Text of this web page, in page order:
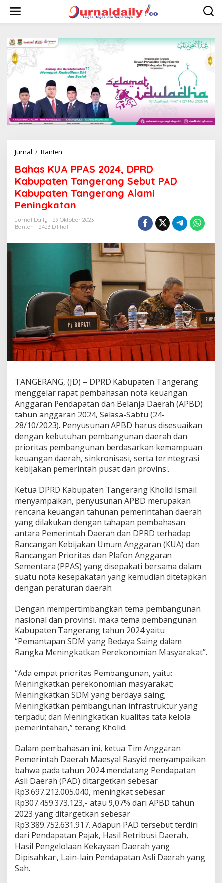
w
Jurnal / Banten
h
a
s
K
U
P
P
,
D
P
R
D
K
a
b
a
t
e
T
a
n
g
r
a
g
S
b
u
t
P
A
D
K
a
b
p
a
e
n
T
g
e
r
a
n
g
A
a
m
i
P
e
n
i
n
g
k
a
t
Bahas KUA PPAS 2024, DPRD
Kabupaten Tangerang Sebut PAD
Kabupaten Tangerang Alami
Peningkatan
Jurnal Daily
29 Oktober 2023
Banten
2423 Dilihat
TANGERANG, (JD) – DPRD Kabupaten Tangerang
menggelar rapat pembahasan nota keuangan
Anggaran Pendapatan dan Belanja Daerah (APBD)
tahun anggaran 2024, Selasa-Sabtu (24-
28/10/2023). Penyusunan APBD harus disesuaikan
dengan kebutuhan pembangunan daerah dan
prioritas pembangunan berdasarkan kemampuan
keuangan daerah, sinkronisasi, serta terintegrasi
kebijakan pemerintah pusat dan provinsi.
Ketua DPRD Kabupaten Tangerang Kholid Ismail
menyampaikan, penyusunan APBD merupakan
rencana keuangan tahunan pemerintahan daerah
yang dilakukan dengan tahapan pembahasan
antara Pemerintah Daerah dan DPRD terhadap
Rancangan Kebijakan Umum Anggaran (KUA) dan
Rancangan Prioritas dan Plafon Anggaran
Sementara (PPAS) yang disepakati bersama dalam
suatu nota kesepakatan yang kemudian ditetapkan
dengan peraturan daerah.
Dengan mempertimbangkan tema pembangunan
nasional dan provinsi, maka tema pembangunan
Kabupaten Tangerang tahun 2024 yaitu
“Pemantapan SDM yang Bedaya Saing dalam
Rangka Meningkatkan Perekonomian Masyarakat”.
“Ada empat prioritas Pembangunan, yaitu:
Meningkatkan perekonomian masyarakat;
Meningkatkan SDM yang berdaya saing;
Meningkatkan pembangunan infrastruktur yang
terpadu; dan Meningkatkan kualitas tata kelola
pemerintahan,” terang Kholid.
Dalam pembahasan ini, ketua Tim Anggaran
Pemerintah Daerah Maesyal Rasyid menyampaikan
bahwa pada tahun 2024 mendatang Pendapatan
Asli Daerah (PAD) ditargetkan sebesar
Rp3.697.212.005.040, meningkat sebesar
Rp307.459.373.123,- atau 9,07% dari APBD tahun
2023 yang ditargetkan sebesar
Rp3.389.752.631.917. Adapun PAD tersebut terdiri
dari Pendapatan Pajak, Hasil Retribusi Daerah,
Hasil Pengelolaan Kekayaan Daerah yang
Dipisahkan, Lain-lain Pendapatan Asli Daerah yang
Sah.